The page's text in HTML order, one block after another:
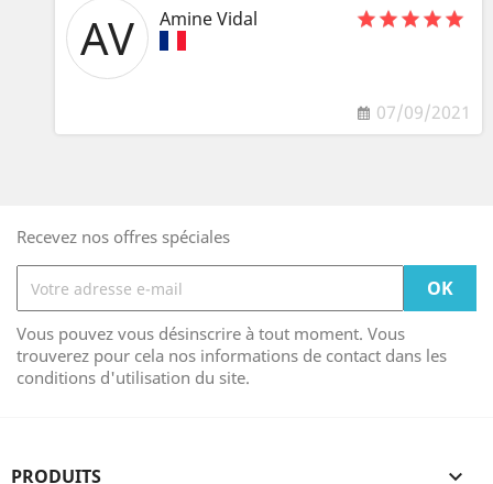
AV Amine Vidal
07/09/2021
Recevez nos offres spéciales
Vous pouvez vous désinscrire à tout moment. Vous
trouverez pour cela nos informations de contact dans les
conditions d'utilisation du site.
PRODUITS 